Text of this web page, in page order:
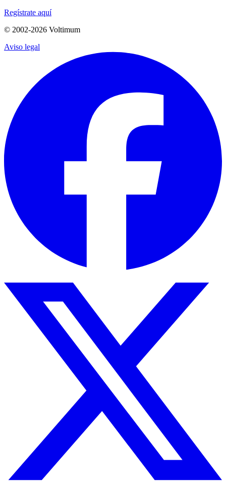
Regístrate aquí
© 2002-2026 Voltimum
Aviso legal